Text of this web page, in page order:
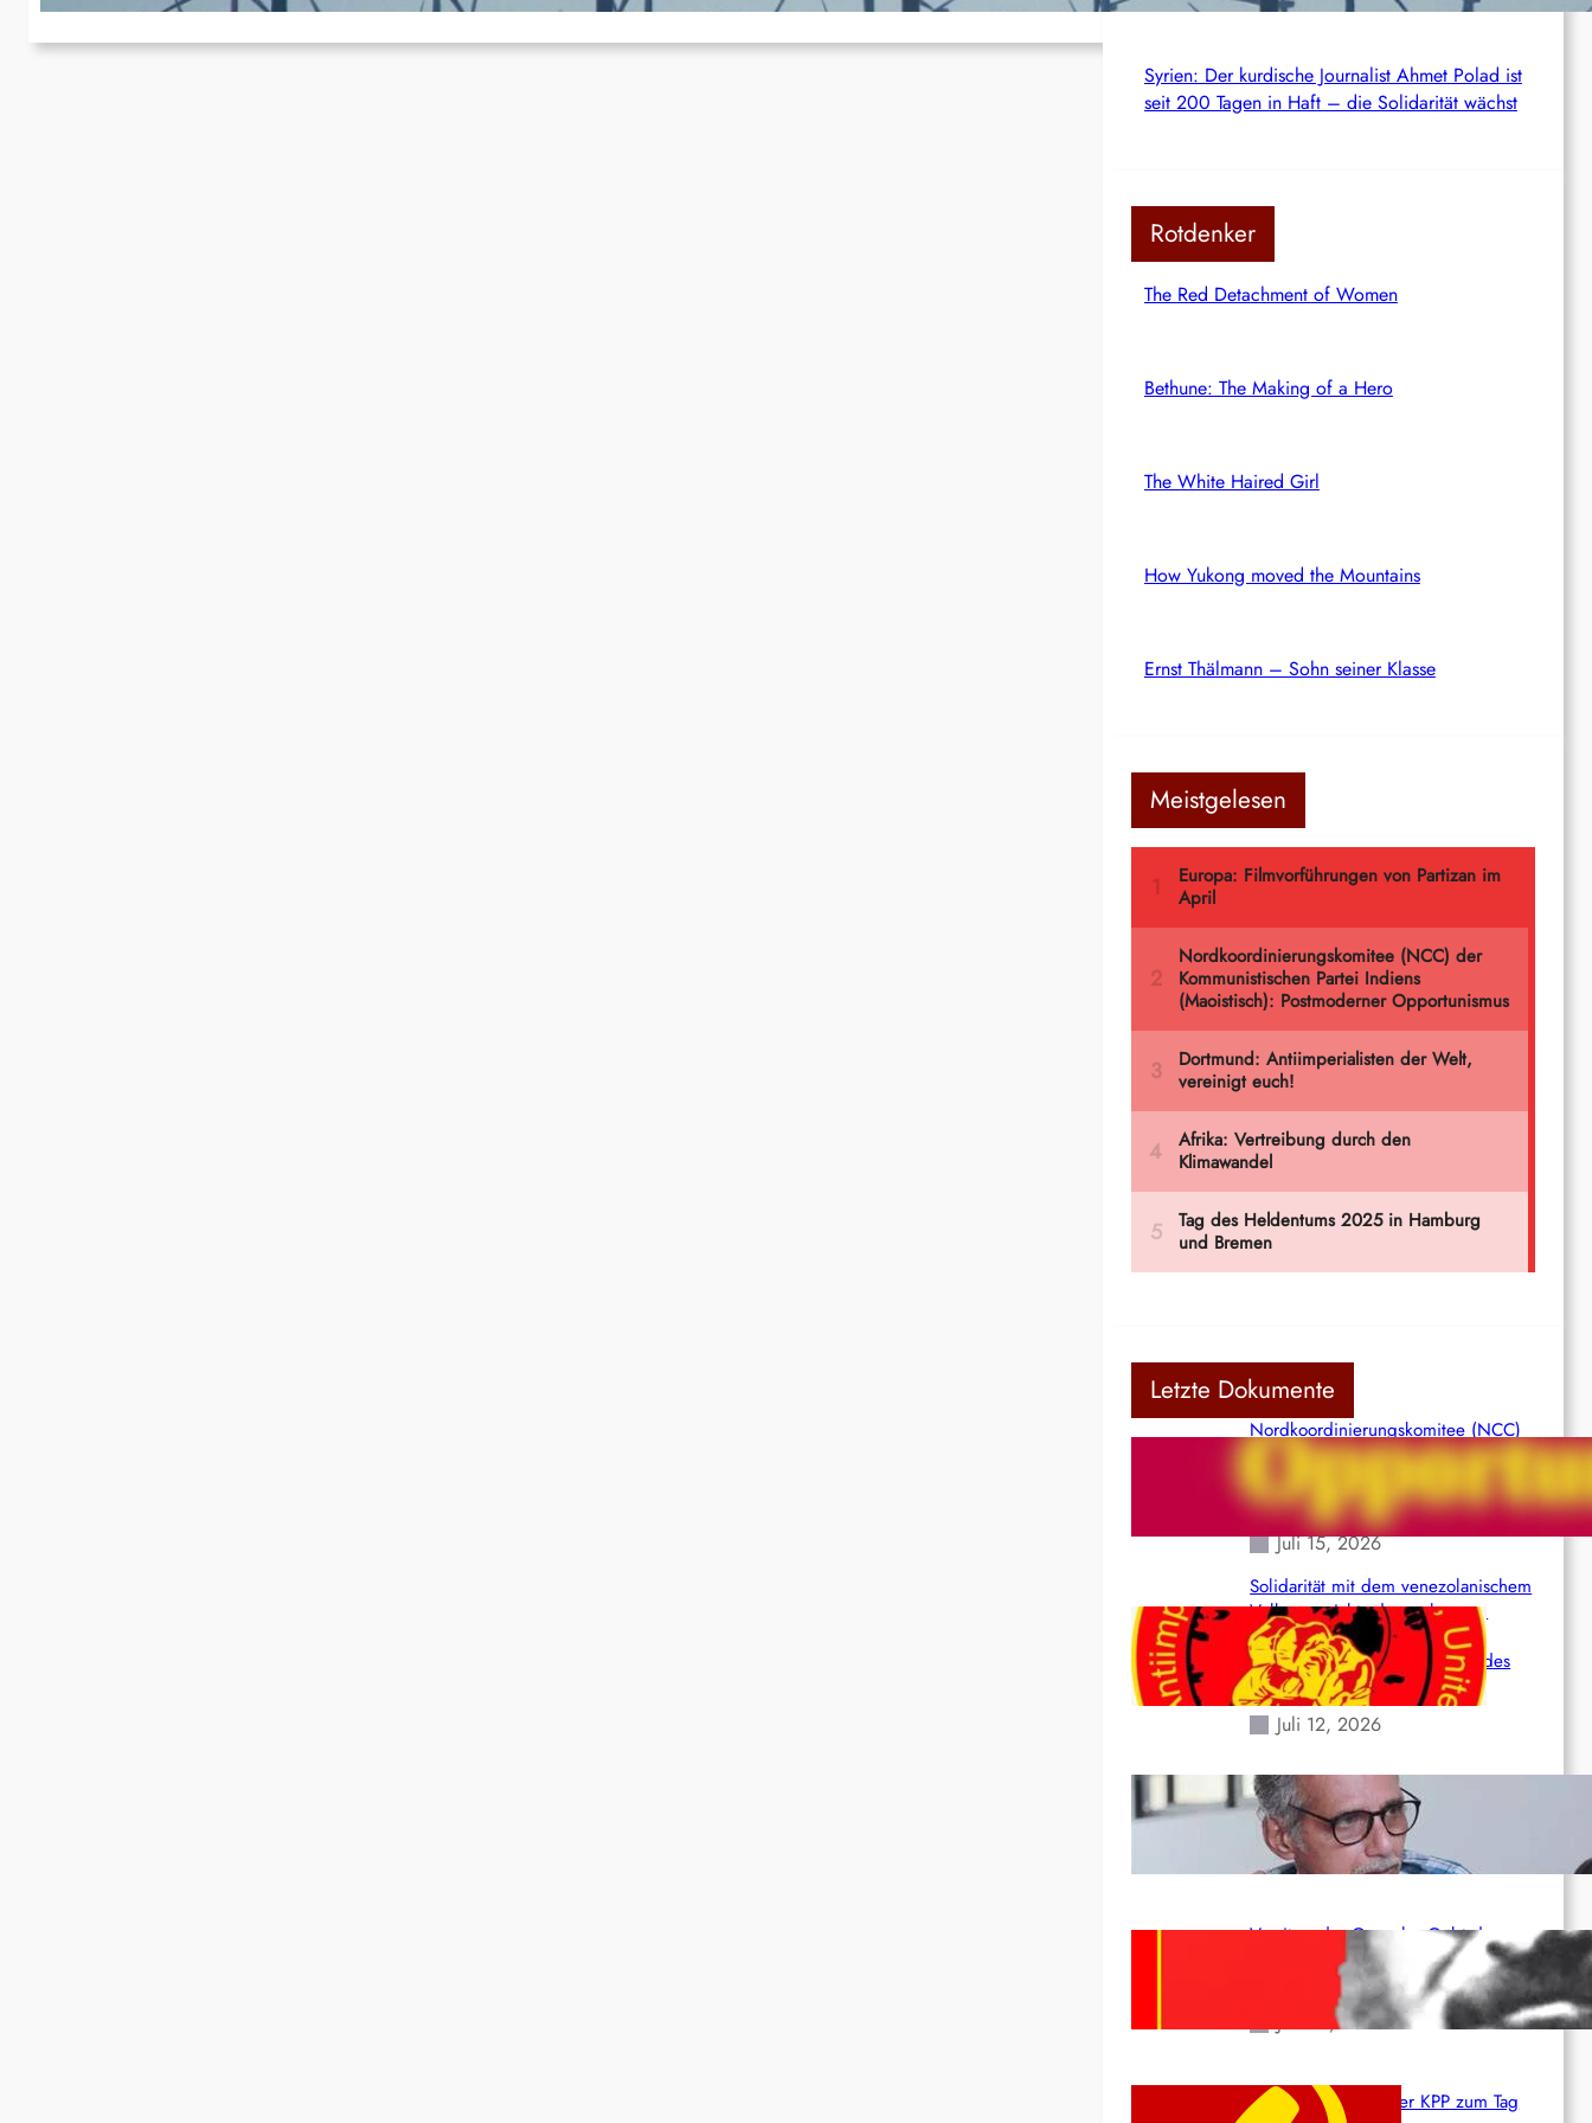
Syrien: Der kurdische Journalist Ahmet Polad ist
seit 200 Tagen in Haft – die Solidarität wächst
Rotdenker
The Red Detachment of Women
Bethune: The Making of a Hero
The White Haired Girl
How Yukong moved the Mountains
Ernst Thälmann – Sohn seiner Klasse
Meistgelesen
Letzte Dokumente
Nordkoordinierungskomitee (NCC)
der Kommunistischen Partei Indiens
(Maoistisch): Postmoderner
Opportunismus
Juli 15, 2026
Solidarität mit dem venezolanischem
Volk angesichts der verlorenen
Leben und der katastrophalen
Situation durch die Erdbeben des
24. Juni!
Juli 12, 2026
Indien: „Die Politik der Kapitulation“
von K. Murali (Ajith)
Juli 1, 2026
Vorsitzender Gonzalo: Gebt das
Leben für die Partei und die
Revolution!
Juni 19, 2026
Beschluss des ZK der KPP zum Tag